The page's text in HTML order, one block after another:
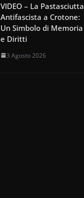
VIDEO – La Pastasciutta
Antifascista a Crotone:
Un Simbolo di Memoria
e Diritti
3 Agosto 2026